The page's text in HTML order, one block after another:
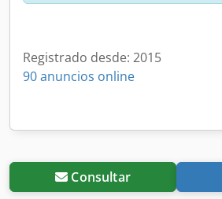
Registrado desde: 2015
90 anuncios online
Consultar